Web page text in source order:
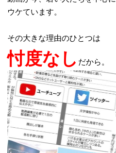
ウケています。
その大きな理由のひとつは
忖度なし だから。